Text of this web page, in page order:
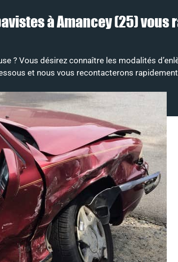
à Amancey (25)
? Vous désirez connaître les modalités
et nous vous recontacterons